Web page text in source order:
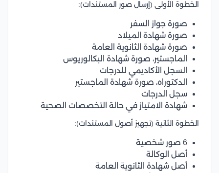
الخطوة الأولى (إرسال صور المستندات):
صورة جواز السفر
صورة شهادة الميلاد
صورة شهادة الثانوية العامة
الماجستير، صورة شهادة البكالوريوس
السجل الأكاديمي للدرجات
الدكتوراه، صورة شهادة الماجستير
سجل الدرجات
شهادة الامتياز في حالة التخصصات الصحية
الخطوة الثانية (تجهيز أصول المستندات):
6 صور شخصية
أصل الوكالة
أصل شهادة الثانوية العامة